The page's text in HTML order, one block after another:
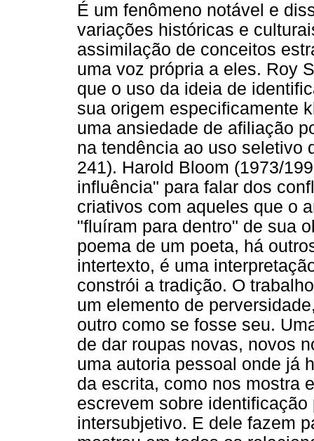
É um fenômeno notável e
variações históricas e
assimilação de conceitos
uma voz própria a eles. Roy
que o uso da ideia de
sua origem especificamente
uma ansiedade de afiliação
na tendência ao uso seletivo
241). Harold Bloom (1973/
influência" para falar dos
criativos com aqueles que o
"fluíram para dentro" de sua
poema de um poeta, há
intertexto, é uma
constrói a tradição. O
um elemento de
outro como se fosse seu.
de dar roupas novas, novos
uma autoria pessoal onde já
da escrita, como nos mostra
escrevem sobre
intersubjetivo. E dele fazem